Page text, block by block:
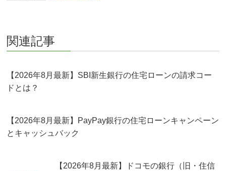
関連記事
【2026年8月最新】SBI新生銀行の住宅ローンの請求コー
ドとは？
【2026年8月最新】PayPay銀行の住宅ローンキャンペーン
とキャッシュバック
【2026年8月最新】ドコモの銀行（旧・住信